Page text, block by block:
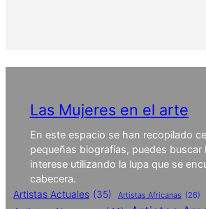
Las Mujeres en el arte
En este espacio se han recopilado
pequeñas biografías, puedes buscar
interese utilizando la lupa que se
cabecera.
Artistas Actuales (35) Artistas Africanas (26)